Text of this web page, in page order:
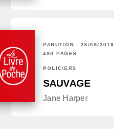
PARUTION : 28/08/2019
480 PAGES
POLICIERS
SAUVAGE
Jane Harper